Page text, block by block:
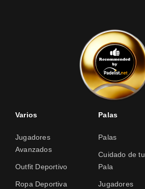
Varios
Jugadores
Avanzados
Outfit Deportivo
Ropa Deportiva
Palas
Palas
Cuidado de tu
Pala
Jugadores